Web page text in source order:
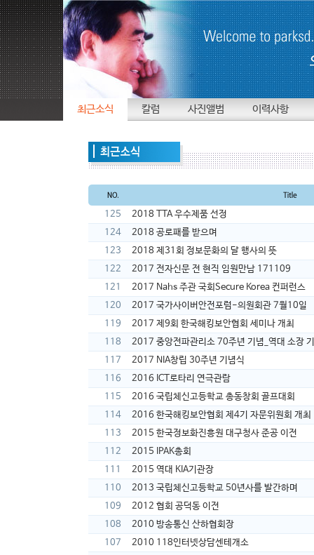
최근소식 칼럼 사진앨범 이력사항
125
2018 TTA 우수제품 선정
124
2018 공로패를 받으며
123
2018 제31회 정보문화의 달 행사의 뜻
122
2017 전자신문 전 현직 임원만남 171109
121
2017 Nahs 주관 국회Secure Korea 컨퍼런스
120
2017 국가사이버안전포럼-의원회관 7월10일
119
2017 제9회 한국해킹보안협회 세미나 개최
118
2017 중앙전파관리소 70주년 기념_역대 소장
117
2017 NIA창립 30주년 기념식
116
2016 ICT로타리 연극관람
115
2016 국립체신고등학교 총동창회 골프대회
114
2016 한국해킹보안협회 제4기 자문위원회 개최
113
2015 한국정보화진흥원 대구청사 준공 이전
112
2015 IPAK총회
111
2015 역대 KIA기관장
110
2013 국립체신고등학교 50년사를 발간하며
109
2012 협회 공덕동 이전
108
2010 방송통신 산하협회장
107
2010 118인터넷상담센테개소